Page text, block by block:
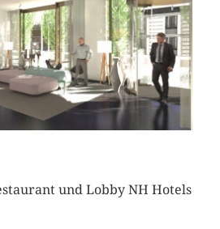
und Lobby NH Hotels